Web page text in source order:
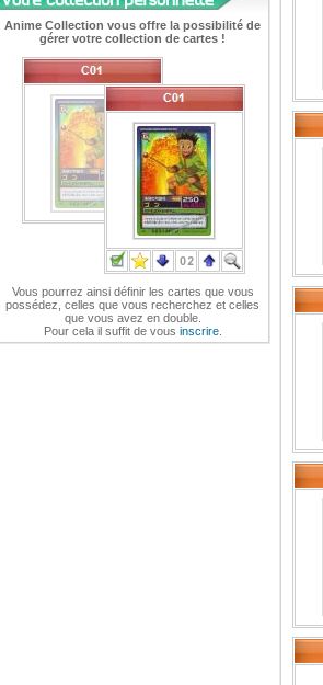
Anime Collection vous offre la possibilité de
gérer votre collection de cartes !
Vous pourrez ainsi définir les cartes que vous
possédez, celles que vous recherchez et celles
que vous avez en double.
Pour cela il suffit de vous inscrire.